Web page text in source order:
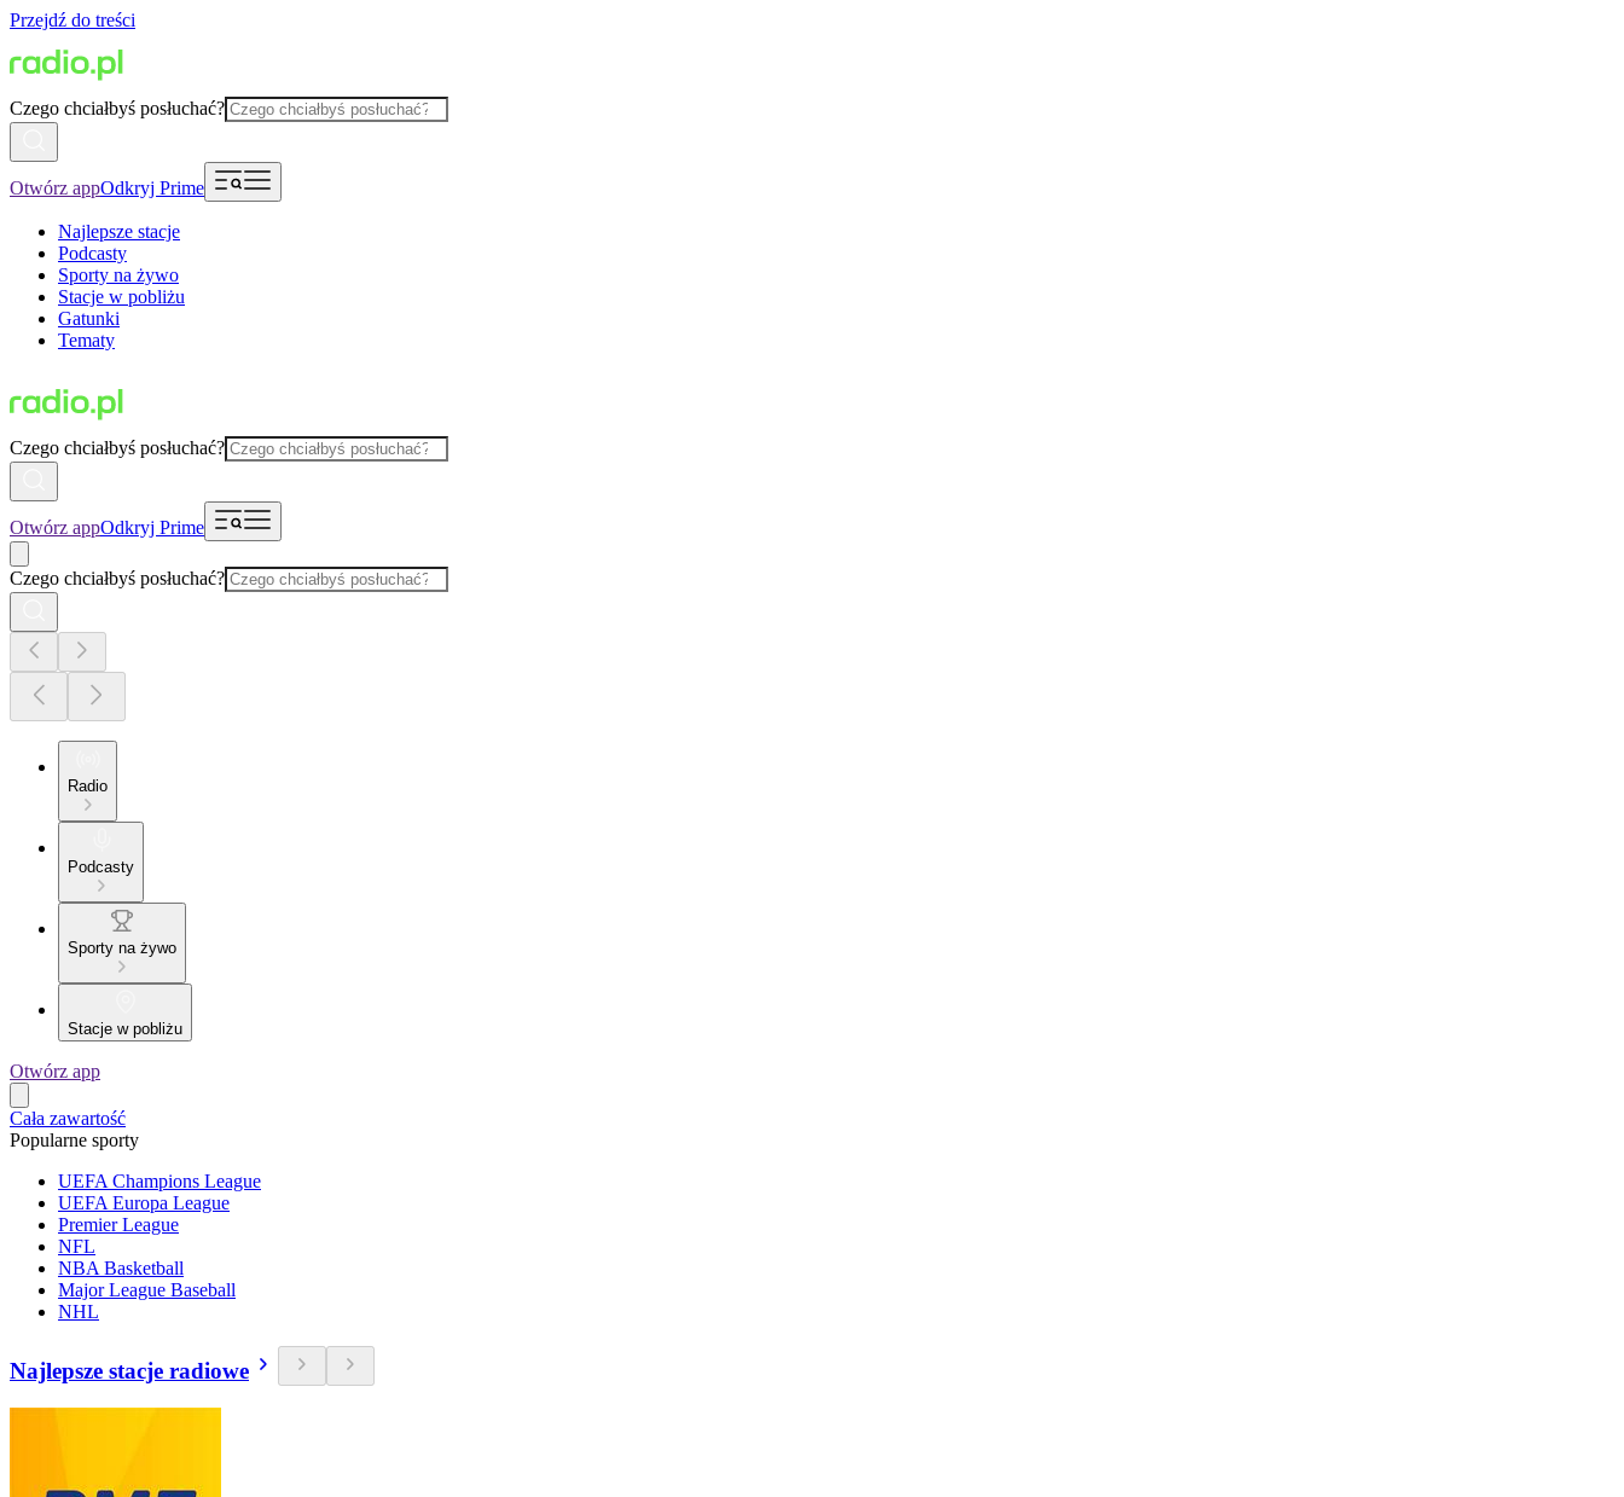
Przejdź do treści
Czego chciałbyś posłuchać?
Otwórz appOdkryj Prime
Najlepsze stacje
Podcasty
Sporty na żywo
Stacje w pobliżu
Gatunki
Tematy
Czego chciałbyś posłuchać?
Otwórz appOdkryj Prime
Czego chciałbyś posłuchać?
Radio
Podcasty
Sporty na żywo
Stacje w pobliżu
Otwórz app
Cała zawartość
Popularne sporty
UEFA Champions League
UEFA Europa League
Premier League
NFL
NBA Basketball
Major League Baseball
NHL
Najlepsze stacje radiowe